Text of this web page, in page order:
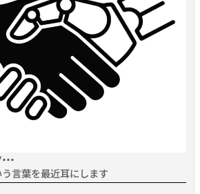
…
言葉を最近耳にします